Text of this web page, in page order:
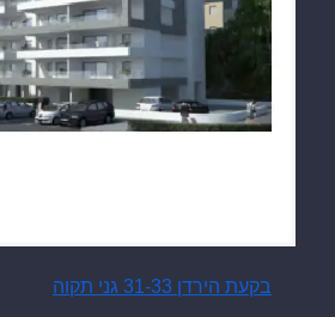
בקעת הירדן 31-33 גני תקוה